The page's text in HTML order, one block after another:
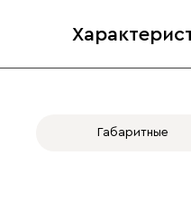
Габаритные